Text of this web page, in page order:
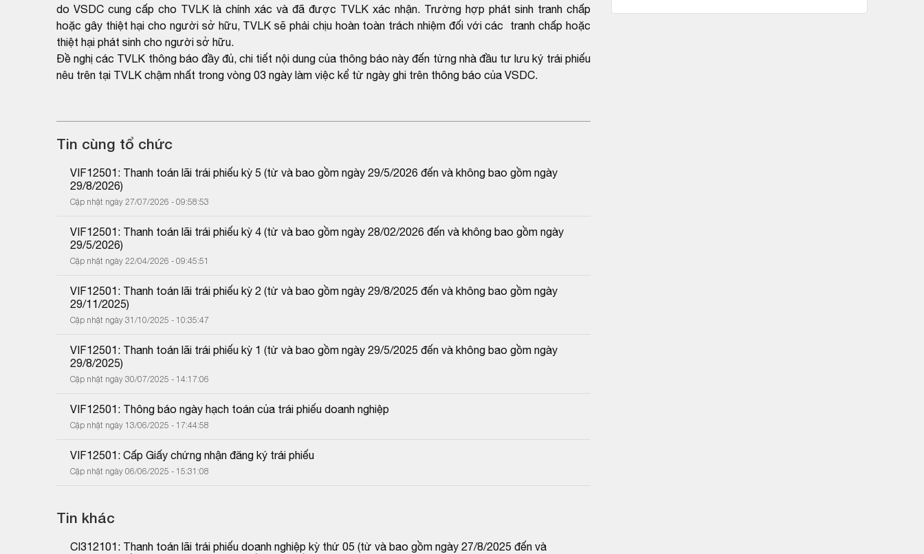
do VSDC cung cấp cho TVLK là chính xác và đã được TVLK xác nhận. Trường hợp phát sinh tranh chấp
hoặc gây thiệt hại cho người sở hữu, TVLK sẽ phải chịu hoàn toàn trách nhiệm đối với các tranh chấp hoặc
thiệt hại phát sinh cho người sở hữu.
Đề nghị các TVLK thông báo đầy đủ, chi tiết nội dung của thông báo này đến từng nhà đầu tư lưu ký trái phiếu
nêu trên tại TVLK chậm nhất trong vòng 03 ngày làm việc kể từ ngày ghi trên thông báo của VSDC.
Tin cùng tổ chức
VIF12501: Thanh toán lãi trái phiếu kỳ 5 (từ và bao gồm ngày 29/5/2026 đến và không bao gồm ngày
29/8/2026)
Cập nhật ngày 27/07/2026 - 09:58:53
VIF12501: Thanh toán lãi trái phiếu kỳ 4 (từ và bao gồm ngày 28/02/2026 đến và không bao gồm ngày
29/5/2026)
Cập nhật ngày 22/04/2026 - 09:45:51
VIF12501: Thanh toán lãi trái phiếu kỳ 2 (từ và bao gồm ngày 29/8/2025 đến và không bao gồm ngày
29/11/2025)
Cập nhật ngày 31/10/2025 - 10:35:47
VIF12501: Thanh toán lãi trái phiếu kỳ 1 (từ và bao gồm ngày 29/5/2025 đến và không bao gồm ngày
29/8/2025)
Cập nhật ngày 30/07/2025 - 14:17:06
VIF12501: Thông báo ngày hạch toán của trái phiếu doanh nghiệp
Cập nhật ngày 13/06/2025 - 17:44:58
VIF12501: Cấp Giấy chứng nhận đăng ký trái phiếu
Cập nhật ngày 06/06/2025 - 15:31:08
Tin khác
CI312101: Thanh toán lãi trái phiếu doanh nghiệp kỳ thứ 05 (từ và bao gồm ngày 27/8/2025 đến và